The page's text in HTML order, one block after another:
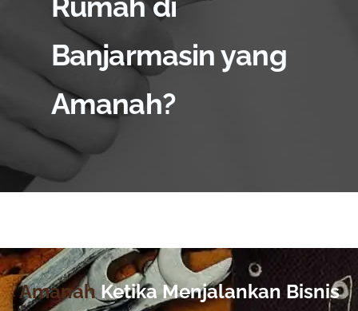
Banjarmasin yang
Amanah?
AmanahKetika Menjalankan Bisnis